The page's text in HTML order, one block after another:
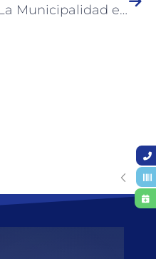
La Municipalidad entregó un nuevo aporte para avanzar en la Sala Oncológica del Hospital San Benjamín